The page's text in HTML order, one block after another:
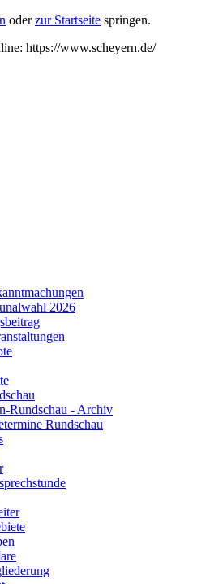
oderzur Startseite springen.
https://www.scheyern.de/
2026
Rundschau - Archiv
Rundschau